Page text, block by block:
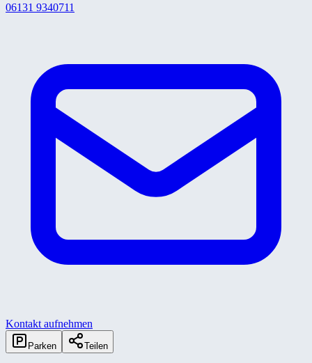
06131 9340711
Kontakt aufnehmen
Parken Teilen